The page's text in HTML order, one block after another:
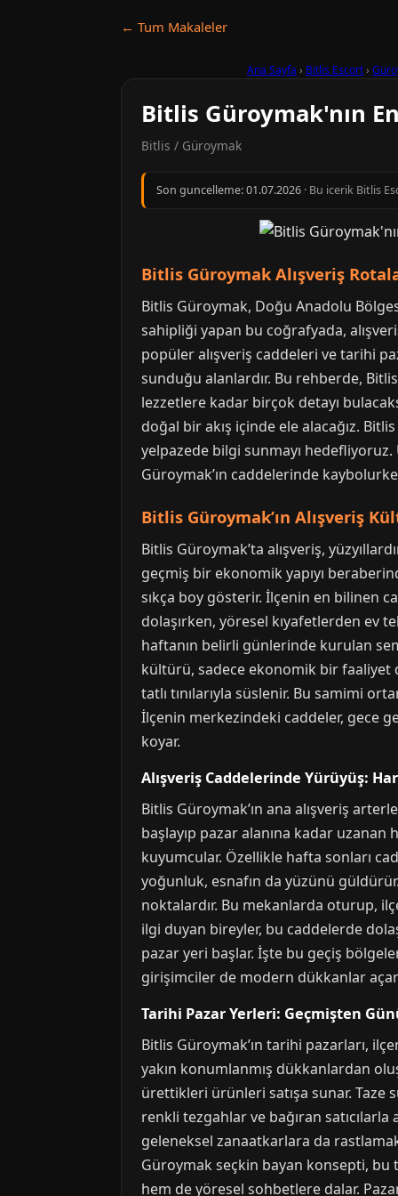
← Tum Makaleler
Ana Sayfa › Bitlis Escort›
Bitlis Güroymak'nın
Bitlis / Güroymak
Son guncelleme:01.07.2026 · Bu icerik Bitlis
Bitlis Güroymak Alışveriş
Bitlis Güroymak, Doğu Anadolu
sahipliği yapan bu coğrafyada,
popüler alışveriş caddeleri ve tarihi
sunduğu alanlardır. Bu rehberde,
lezzetlere kadar birçok detayı
doğal bir akış içinde ele alacağız.
yelpazede bilgi sunmayı
Güroymak’ın caddelerinde
Bitlis Güroymak’ın Alışveriş
Bitlis Güroymak’ta alışveriş,
geçmiş bir ekonomik yapıyı
sıkça boy gösterir. İlçenin en bilinen
dolaşırken, yöresel kıyafetlerden ev
haftanın belirli günlerinde kurulan
kültürü, sadece ekonomik bir faaliyet
tatlı tınılarıyla süslenir. Bu samimi
İlçenin merkezindeki caddeler, gece
koyar.
Alışveriş Caddelerinde Yürüyüş:
Bitlis Güroymak’ın ana alışveriş
başlayıp pazar alanına kadar
kuyumcular. Özellikle hafta sonları
yoğunluk, esnafın da yüzünü
noktalardır. Bu mekanlarda oturup,
ilgi duyan bireyler, bu caddelerde
pazar yeri başlar. İşte bu geçiş
girişimciler de modern dükkanlar
Tarihi Pazar Yerleri: Geçmişten
Bitlis Güroymak’ın tarihi pazarları,
yakın konumlanmış dükkanlardan
ürettikleri ürünleri satışa sunar. Taze
renkli tezgahlar ve bağıran satıcılarla
geleneksel zanaatkarlara da
Güroymak seçkin bayan konsepti,
hem de yöresel sohbetlere dalar.